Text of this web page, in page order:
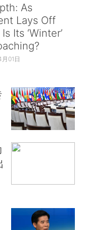
As
Lays Off
Its ‘Winter’
01日